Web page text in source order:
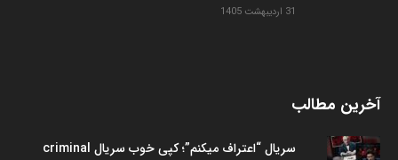
31 اردیبهشت 1405
آخرین مطالب
سریال “اعتراف میکنم”؛ کپی خوب سریال criminal